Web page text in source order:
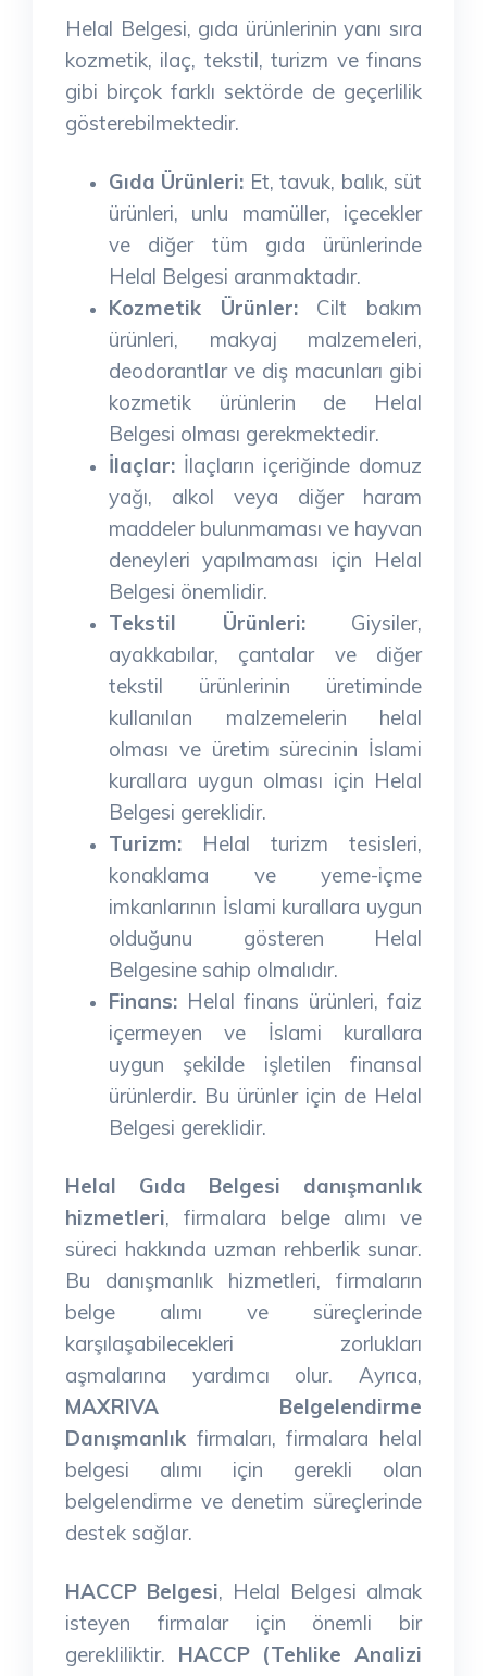
Helal Belgesi, gıda ürünlerinin yanı sıra
kozmetik, ilaç, tekstil, turizm ve finans
gibi birçok farklı sektörde de geçerlilik
gösterebilmektedir.
Gıda Ürünleri: Et, tavuk, balık, süt
ürünleri, unlu mamüller, içecekler
ve diğer tüm gıda ürünlerinde
Helal Belgesi aranmaktadır.
Kozmetik Ürünler:Cilt bakım
ürünleri, makyaj malzemeleri,
deodorantlar ve diş macunları gibi
kozmetik ürünlerin de Helal
Belgesi olması gerekmektedir.
İlaçlar: İlaçların içeriğinde domuz
yağı, alkol veya diğer haram
maddeler bulunmaması ve hayvan
deneyleri yapılmaması için Helal
Belgesi önemlidir.
Tekstil Ürünleri:Giysiler,
ayakkabılar, çantalar ve diğer
tekstil ürünlerinin üretiminde
kullanılan malzemelerin helal
olması ve üretim sürecinin İslami
kurallara uygun olması için Helal
Belgesi gereklidir.
Turizm: Helal turizm tesisleri,
konaklama ve yeme-içme
imkanlarının İslami kurallara uygun
olduğunu gösteren Helal
Belgesine sahip olmalıdır.
Finans: Helal finans ürünleri, faiz
içermeyen ve İslami kurallara
uygun şekilde işletilen finansal
ürünlerdir. Bu ürünler için de Helal
Belgesi gereklidir.
Helal Gıda Belgesi danışmanlık
hizmetleri, firmalara belge alımı ve
süreci hakkında uzman rehberlik sunar.
Bu danışmanlık hizmetleri, firmaların
belge alımı ve süreçlerinde
karşılaşabilecekleri zorlukları
aşmalarına yardımcı olur. Ayrıca,
MAXRIVA Belgelendirme
Danışmanlık firmaları, firmalara helal
belgesi alımı için gerekli olan
belgelendirme ve denetim süreçlerinde
destek sağlar.
HACCP Belgesi, Helal Belgesi almak
isteyen firmalar için önemli bir
gerekliliktir. HACCP (Tehlike Analizi